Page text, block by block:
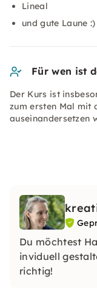
Lineal
und gute Laune :)
Für wen ist
Der Kurs ist
zum ersten Mal mit
auseinandersetzen
Du möchtest
inviduell
richtig!